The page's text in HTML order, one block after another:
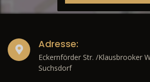
Adresse:
Eckernförder Str. /Klausbrooker
Suchsdorf